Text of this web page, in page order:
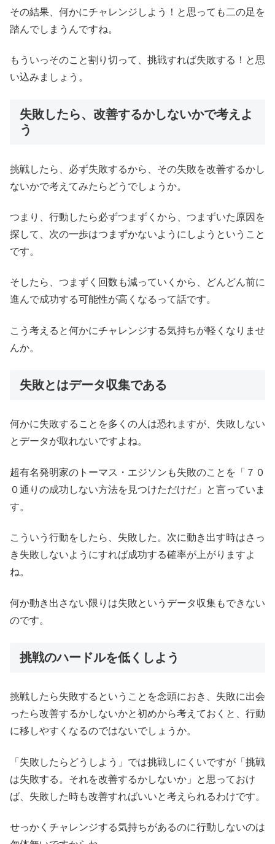
その結果、何かにチャレンジしよう！と思っても二の足を
踏んでしまうんですね。
もういっそのこと割り切って、挑戦すれば失敗する！と思
い込みましょう。
失敗したら、改善するかしないかで考えよ
う
挑戦したら、必ず失敗するから、その失敗を改善するかし
ないかで考えてみたらどうでしょうか。
つまり、行動したら必ずつまずくから、つまずいた原因を
探して、次の一歩はつまずかないようにしようということ
です。
そしたら、つまずく回数も減っていくから、どんどん前に
進んで成功する可能性が高くなるって話です。
こう考えると何かにチャレンジする気持ちが軽くなりませ
んか。
失敗とはデータ収集である
何かに失敗することを多くの人は恐れますが、失敗しない
とデータが取れないですよね。
超有名発明家のトーマス・エジソンも失敗のことを「７０
０通りの成功しない方法を見つけただけだ」と言っていま
す。
こういう行動をしたら、失敗した。次に動き出す時はさっ
き失敗しないようにすれば成功する確率が上がりますよ
ね。
何か動き出さない限りは失敗というデータ収集もできない
のです。
挑戦のハードルを低くしよう
挑戦したら失敗するということを念頭におき、失敗に出会
ったら改善するかしないかと初めから考えておくと、行動
に移しやすくなるのではないでしょうか。
「失敗したらどうしよう」では挑戦しにくいですが「挑戦
は失敗する。それを改善するかしないか」と思っておけ
ば、失敗した時も改善すればいいと考えられるわけです。
せっかくチャレンジする気持ちがあるのに行動しないのは